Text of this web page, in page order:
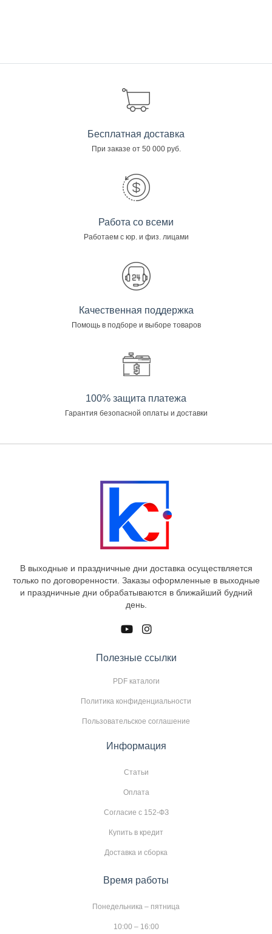
Бесплатная доставка
При заказе от 50 000 руб.
Работа со всеми
Работаем с юр. и физ. лицами
Качественная поддержка
Помощь в подборе и выборе товаров
100% защита платежа
Гарантия безопасной оплаты и доставки
В выходные и праздничные дни доставка осуществляется
только по договоренности. Заказы оформленные в выходные
и праздничные дни обрабатываются в ближайший будний
день.
Полезные ссылки
PDF каталоги
Политика конфиденциальности
Пользовательское соглашение
Информация
Статьи
Оплата
Согласие с 152-ФЗ
Купить в кредит
Доставка и сборка
Время работы
Понедельника – пятница
10:00 – 16:00